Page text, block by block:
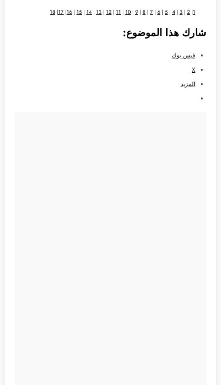
1
|
2
|
3
|
4
|
5
|
6
|
7
|
8
|
9
|
10
|
11
|
12
|
13
|
14
|
15
|
16
|
17
|
18
شارك هذا الموضوع:
فيس بوك
X
المزيد